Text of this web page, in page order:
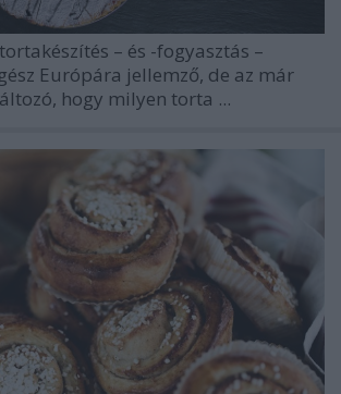
– és -fogyasztás –
Európára jellemző, de az már
hogy milyen torta ...